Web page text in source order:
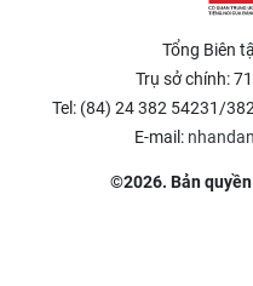
Tổng Biên
Trụ sở chính:
Tel: (84) 24 382 54231/
E-mail:
©2026. Bản